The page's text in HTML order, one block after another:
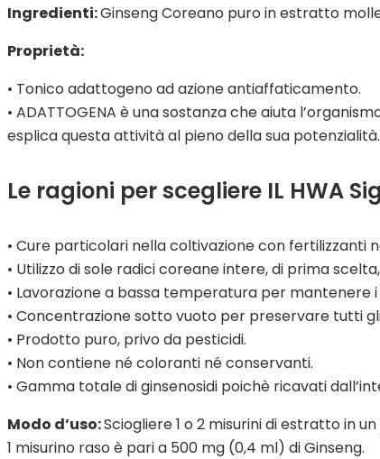
Ingredienti:Ginseng Coreano puro in estratto
Proprietà:
• Tonico adattogeno ad azione antiaffaticamento.
• ADATTOGENA è una sostanza che aiuta
esplica questa attività al pieno della sua
Le ragioni per scegliere IL HWA
• Cure particolari nella coltivazione con fertilizzanti
• Utilizzo di sole radici coreane intere, di prima
• Lavorazione a bassa temperatura per mantenere
• Concentrazione sotto vuoto per preservare tutti
• Prodotto puro, privo da pesticidi.
• Non contiene né coloranti né conservanti.
• Gamma totale di ginsenosidi poichè ricavati
Modo d’uso:Sciogliere 1 o 2 misurini di estratto in
1 misurino raso è pari a 500 mg (0,4 ml) di Ginseng.